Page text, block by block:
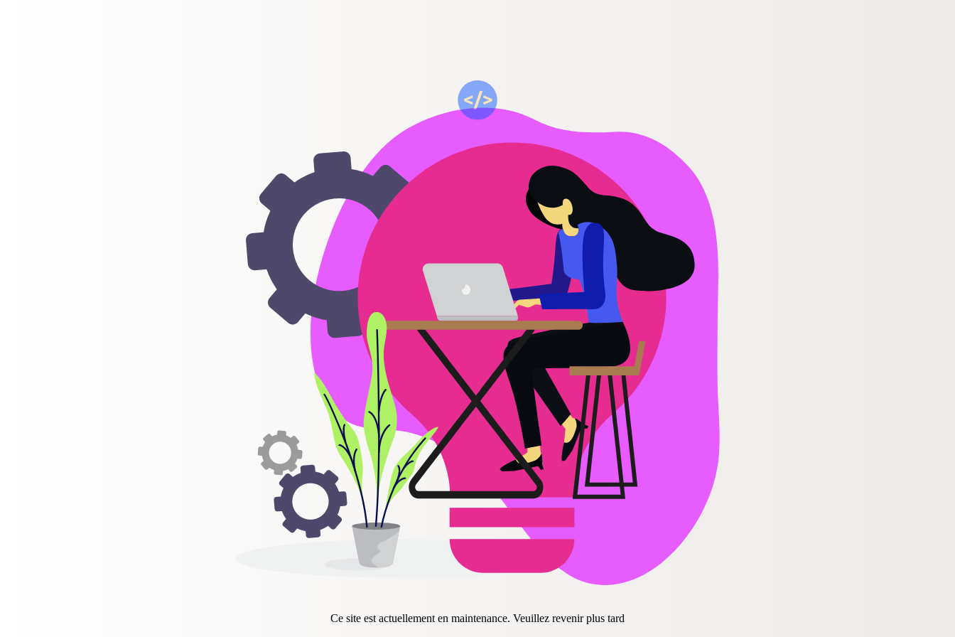
Ce site est actuellement en maintenance. Veuillez revenir plus tard